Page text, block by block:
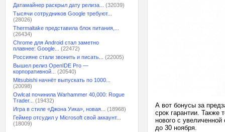
Датамайнер раскрыл дату релиза...
(32039)
Тысячи сотрудников Google требуют...
(28026)
Thermaltake представила блок питания,...
(26434)
Chrome для Android стал заметно
плавнее: Google...
(22472)
Россияне стали звонить и писать...
(22005)
Вышел релиз OpenIDE Pro —
корпоративной...
(20540)
Mitsubishi начнёт выпускать по 1000...
(20098)
Owlcat починила Warhammer 40,000: Rogue
Trader...
(19432)
Игра в стиле «Джона Уика», новая...
(18968)
Геймер отсудил у Microsoft свой аккаунт...
(18009)
А вот бонусы за
срок гарантии. Также
нового с
до 30 ноября.